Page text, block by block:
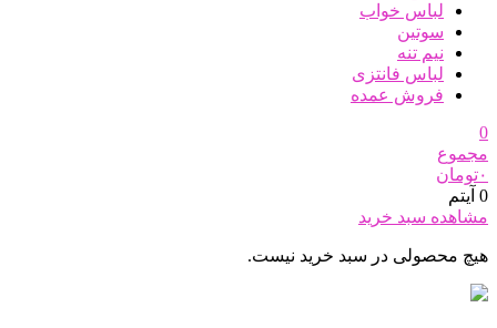
لباس خواب
سوتین
نیم تنه
لباس فانتزی
فروش عمده
0
مجموع
۰تومان
0 آیتم
مشاهده سبد خرید
هیچ محصولی در سبد خرید نیست.